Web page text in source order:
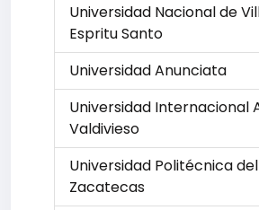
Universidad Nacional de
Espritu Santo
Universidad Anunciata
Universidad Internacional
Valdivieso
Universidad Politécnica
Zacatecas